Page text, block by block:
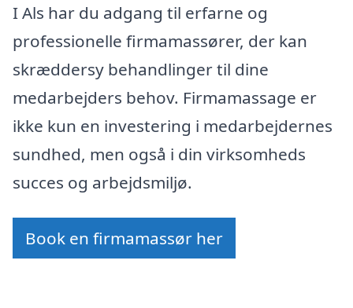
I Als har du adgang til erfarne og
professionelle firmamassører, der kan
skræddersy behandlinger til dine
medarbejders behov. Firmamassage er
ikke kun en investering i medarbejdernes
sundhed, men også i din virksomheds
succes og arbejdsmiljø.
Book en firmamassør her